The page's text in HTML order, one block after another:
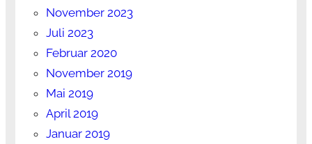
November 2023
Juli 2023
Februar 2020
November 2019
Mai 2019
April 2019
Januar 2019